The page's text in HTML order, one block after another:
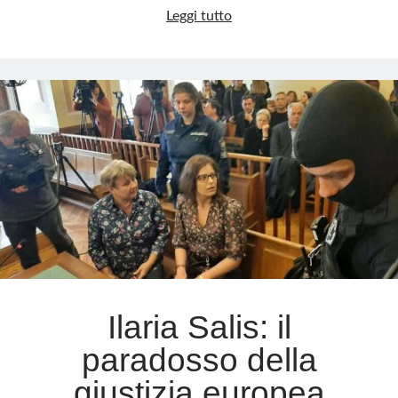
Feed dei contenuti
Feed dei commenti
WordPress.org
Leggi tuttoRyan
dall’Olimpiade
al
narcotraffico
internazionale
Ilaria Salis: il
paradosso della